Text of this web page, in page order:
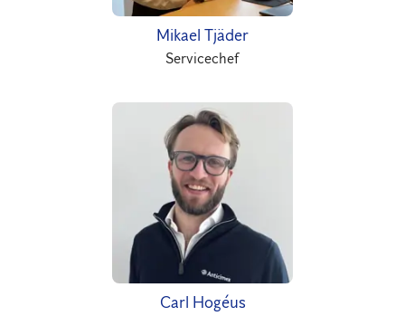
Mikael Tjäder
Servicechef
Carl Hogéus